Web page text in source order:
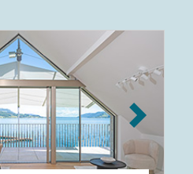
Next